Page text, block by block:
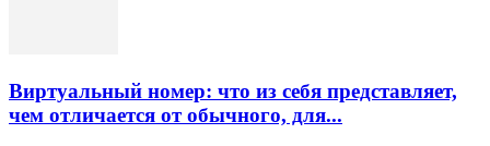
Виртуальный номер: что из себя представляет,
чем отличается от обычного, для...